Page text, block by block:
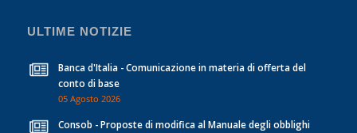
ULTIME NOTIZIE
Banca d'Italia - Comunicazione in materia di offerta del
conto di base
05 Agosto 2026
Consob - Proposte di modifica al Manuale degli obblighi